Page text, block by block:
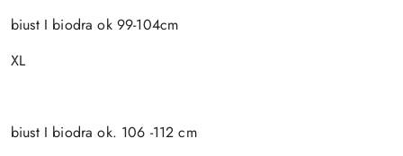
biust I biodra ok 99-104cm
XL
biust I biodra ok. 106 -112 cm